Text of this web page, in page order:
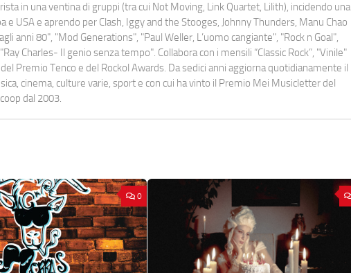
in una ventina di gruppi (tra cui Not Moving, Link Quartet, Lilith), incidendo una
USA e aprendo per Clash, Iggy and the Stooges, Johnny Thunders, Manu Chao
anni 80", "Mod Generations", "Paul Weller, L’uomo cangiante", "Rock n Goal",
Charles- Il genio senza tempo". Collabora con i mensili “Classic Rock”, "Vinile"
Premio Tenco e del Rockol Awards. Da sedici anni aggiorna quotidianamente il
cinema, culture varie, sport e con cui ha vinto il Premio Mei Musicletter del
dal 2003.
0